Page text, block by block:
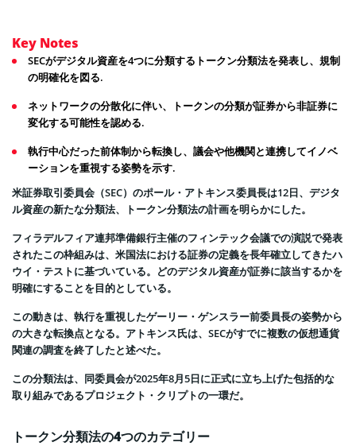
Key Notes
SECがデジタル資産を4つに分類するトークン分類法を発表し、規制
の明確化を図る.
ネットワークの分散化に伴い、トークンの分類が証券から非証券に
変化する可能性を認める.
執行中心だった前体制から転換し、議会や他機関と連携してイノベ
ーションを重視する姿勢を示す.
米証券取引委員会（SEC）のポール・アトキンス委員長は12日、デジタ
ル資産の新たな分類法、トークン分類法の計画を明らかにした。
フィラデルフィア連邦準備銀行主催のフィンテック会議での演説で発表
されたこの枠組みは、米国法における証券の定義を長年確立してきたハ
ウイ・テストに基づいている。どのデジタル資産が証券に該当するかを
明確にすることを目的としている。
この動きは、執行を重視したゲーリー・ゲンスラー前委員長の姿勢から
の大きな転換点となる。アトキンス氏は、SECがすでに複数の仮想通貨
関連の調査を終了したと述べた。
この分類法は、同委員会が2025年8月5日に正式に立ち上げた包括的な
取り組みであるプロジェクト・クリプトの一環だ。
トークン分類法の4つのカテゴリー